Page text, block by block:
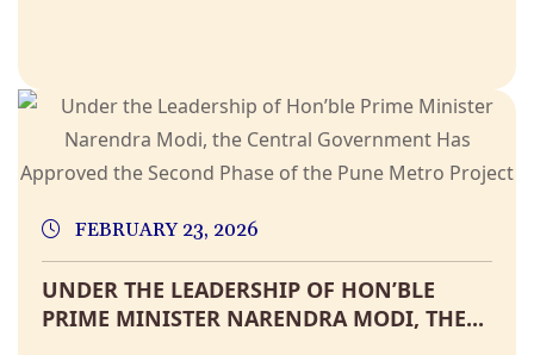
FEBRUARY 23, 2026
UNDER THE LEADERSHIP OF HON’BLE
PRIME MINISTER NARENDRA MODI, THE...